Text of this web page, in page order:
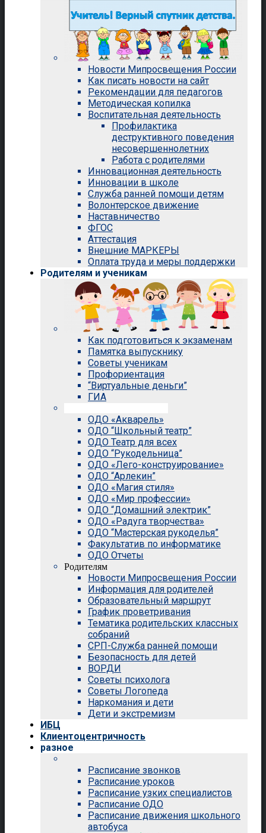
Новости Мипросвещения России
Как писать новости на сайт
Рекомендации для педагогов
Методическая копилка
Воспитательная деятельность
Профилактика
деструктивного поведения
несовершеннолетних
Работа с родителями
Инновационная деятельность
Инновации в школе
Служба ранней помощи детям
Волонтерское движение
Наставничество
ФГОС
Аттестация
Внешние МАРКЕРЫ
Оплата труда и меры поддержки
Родителям и ученикам
Как подготовиться к экзаменам
Памятка выпускнику
Советы ученикам
Профориентация
“Виртуальные деньги”
ГИА
ОДО «Акварель»
ОДО “Школьный театр”
ОДО Театр для всех
ОДО “Рукодельница”
ОДО «Лего-конструирование»
ОДО “Арлекин”
ОДО «Магия стиля»
ОДО «Мир профессии»
ОДО “Домашний электрик”
ОДО «Радуга творчества»
ОДО “Мастерская рукоделья”
Факультатив по информатике
ОДО Отчеты
Родителям
Новости Мипросвещения России
Информация для родителей
Образовательный маршрут
График проветривания
Тематика родительских классных
собраний
СРП-Служба ранней помощи
Безопасность для детей
ВОРДИ
Советы психолога
Советы Логопеда
Наркомания и дети
Дети и экстремизм
ИБЦ
Клиентоцентричность
разное
Расписание звонков
Расписание уроков
Расписание узких специалистов
Расписание ОДО
Расписание движения школьного
автобуса